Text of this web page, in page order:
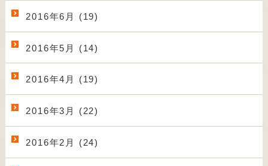
2016年6月 (19)
2016年5月 (14)
2016年4月 (19)
2016年3月 (22)
2016年2月 (24)